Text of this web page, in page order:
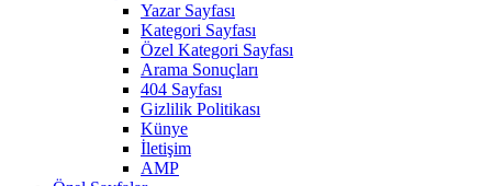
Yazar Sayfası
Kategori Sayfası
Özel Kategori Sayfası
Arama Sonuçları
404 Sayfası
Gizlilik Politikası
Künye
İletişim
AMP